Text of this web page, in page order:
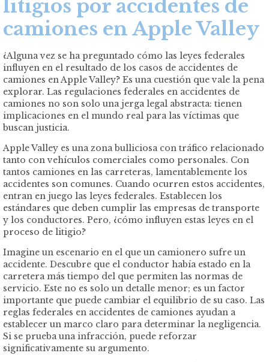
litigios por accidentes de
camiones en Apple Valley
¿Alguna vez se ha preguntado cómo las leyes federales
influyen en el resultado de los casos de accidentes de
camiones en Apple Valley? Es una cuestión que vale la pena
explorar. Las regulaciones federales en accidentes de
camiones no son solo una jerga legal abstracta: tienen
implicaciones en el mundo real para las víctimas que
buscan justicia.
Apple Valley es una zona bulliciosa con tráfico relacionado
tanto con vehículos comerciales como personales. Con
tantos camiones en las carreteras, lamentablemente los
accidentes son comunes. Cuando ocurren estos accidentes,
entran en juego las leyes federales. Establecen los
estándares que deben cumplir las empresas de transporte
y los conductores. Pero, ¿cómo influyen estas leyes en el
proceso de litigio?
Imagine un escenario en el que un camionero sufre un
accidente. Descubre que el conductor había estado en la
carretera más tiempo del que permiten las normas de
servicio. Este no es solo un detalle menor; es un factor
importante que puede cambiar el equilibrio de su caso. Las
reglas federales en accidentes de camiones ayudan a
establecer un marco claro para determinar la negligencia.
Si se prueba una infracción, puede reforzar
significativamente su argumento.